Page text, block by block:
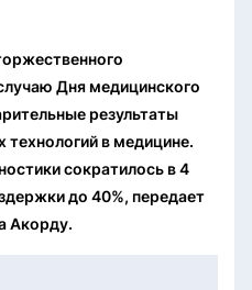
Дня медицинского
результаты
в медицине.
сократилось в 4
до 40%, передает
Акорду.